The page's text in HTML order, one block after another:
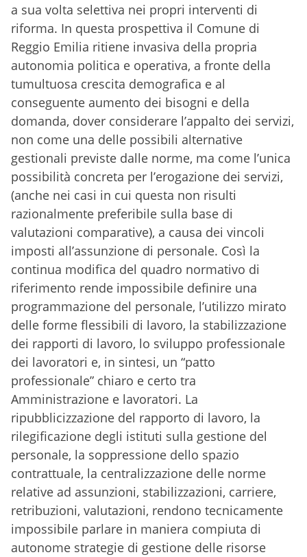
a sua volta selettiva nei propri interventi di
riforma. In questa prospettiva il Comune di
Reggio Emilia ritiene invasiva della propria
autonomia politica e operativa, a fronte della
tumultuosa crescita demografica e al
conseguente aumento dei bisogni e della
domanda, dover considerare l’appalto dei servizi,
non come una delle possibili alternative
gestionali previste dalle norme, ma come l’unica
possibilità concreta per l’erogazione dei servizi,
(anche nei casi in cui questa non risulti
razionalmente preferibile sulla base di
valutazioni comparative), a causa dei vincoli
imposti all’assunzione di personale. Così la
continua modifica del quadro normativo di
riferimento rende impossibile definire una
programmazione del personale, l’utilizzo mirato
delle forme flessibili di lavoro, la stabilizzazione
dei rapporti di lavoro, lo sviluppo professionale
dei lavoratori e, in sintesi, un “patto
professionale” chiaro e certo tra
Amministrazione e lavoratori. La
ripubblicizzazione del rapporto di lavoro, la
rilegificazione degli istituti sulla gestione del
personale, la soppressione dello spazio
contrattuale, la centralizzazione delle norme
relative ad assunzioni, stabilizzazioni, carriere,
retribuzioni, valutazioni, rendono tecnicamente
impossibile parlare in maniera compiuta di
autonome strategie di gestione delle risorse